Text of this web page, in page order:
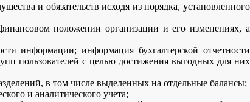
и обязательств исходя из порядка, установленного
положении организации и его изменениях, а
информации; информация бухгалтерской отчетности
пользователей с целью достижения выгодных для них
в том числе выделенных на отдельные балансы;
и аналитического учета;